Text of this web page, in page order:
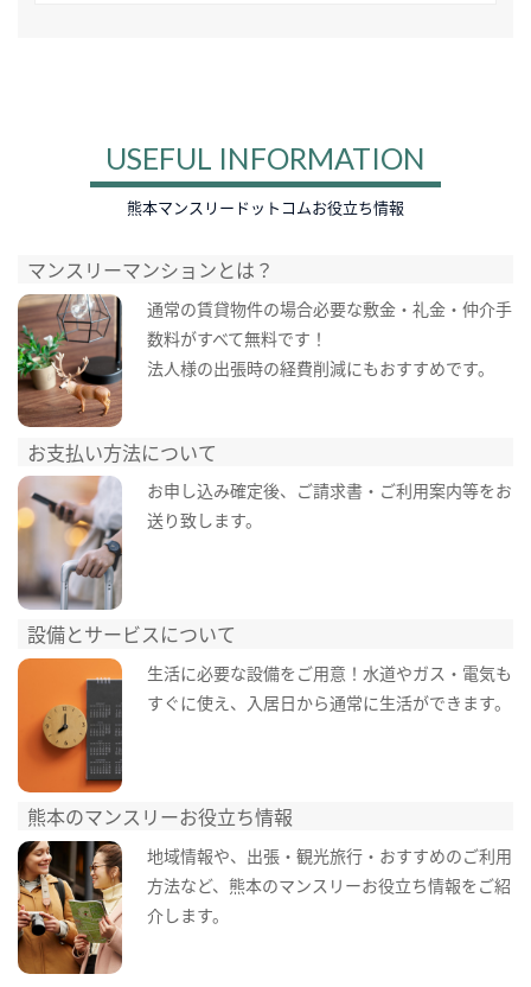
USEFUL INFORMATION
熊本マンスリードットコムお役立ち情報
マンスリーマンションとは？
通常の賃貸物件の場合必要な敷金・礼金・仲介手
数料がすべて無料です！
法人様の出張時の経費削減にもおすすめです。
お支払い方法について
お申し込み確定後、ご請求書・ご利用案内等をお
送り致します。
設備とサービスについて
生活に必要な設備をご用意！水道やガス・電気も
すぐに使え、入居日から通常に生活ができます。
熊本のマンスリーお役立ち情報
地域情報や、出張・観光旅行・おすすめのご利用
方法など、熊本のマンスリーお役立ち情報をご紹
介します。